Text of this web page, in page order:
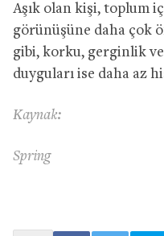
Aşık olan kişi, toplum
görünüşüne daha çok
gibi, korku, gerginlik
duyguları ise daha az
Kaynak:
Spring